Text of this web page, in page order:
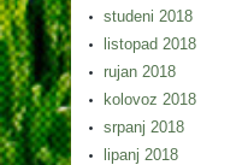
studeni 2018
listopad 2018
rujan 2018
kolovoz 2018
srpanj 2018
lipanj 2018